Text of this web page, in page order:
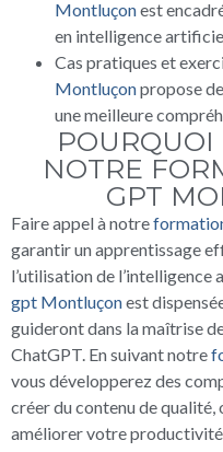
Montluçonest
en intelligence
Cas pratiques et
Montluçonpropose
une meilleure
NOTRE
GPT
Faire appel à notre
garantir un apprentissage
l’utilisation de
gpt Montluçonest
guideront dans la maîtrise
ChatGPT. En suivant notre
vous développerez des
créer du contenu de
améliorer votre